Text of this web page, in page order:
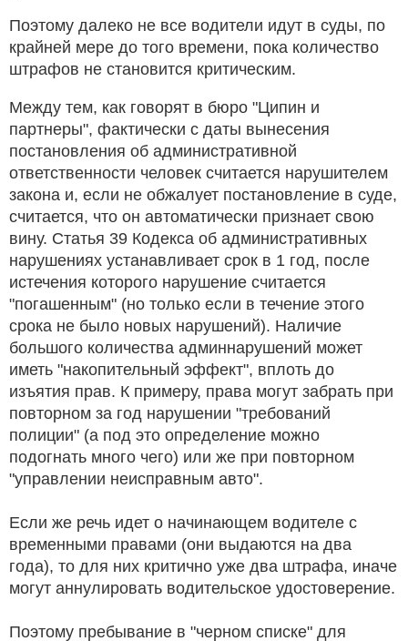
Поэтому далеко не все водители идут в суды, по
крайней мере до того времени, пока количество
штрафов не становится критическим.
Между тем, как говорят в бюро "Ципин и
партнеры", фактически с даты вынесения
постановления об административной
ответственности человек считается нарушителем
закона и, если не обжалует постановление в суде,
считается, что он автоматически признает свою
вину. Статья 39 Кодекса об административных
нарушениях устанавливает срок в 1 год, после
истечения которого нарушение считается
"погашенным" (но только если в течение этого
срока не было новых нарушений). Наличие
большого количества админнарушений может
иметь "накопительный эффект", вплоть до
изъятия прав. К примеру, права могут забрать при
повторном за год нарушении "требований
полиции" (а под это определение можно
подогнать много чего) или же при повторном
"управлении неисправным авто".
Если же речь идет о начинающем водителе с
временными правами (они выдаются на два
года), то для них критично уже два штрафа, иначе
могут аннулировать водительское удостоверение.
Поэтому пребывание в "черном списке" для